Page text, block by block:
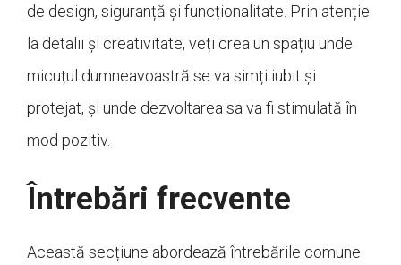
de design, siguranță și funcționalitate. Prin atenție
la detalii și creativitate, veți crea un spațiu unde
micuțul dumneavoastră se va simți iubit și
protejat, și unde dezvoltarea sa va fi stimulată în
mod pozitiv.
Întrebări frecvente
Această secțiune abordează întrebările comune